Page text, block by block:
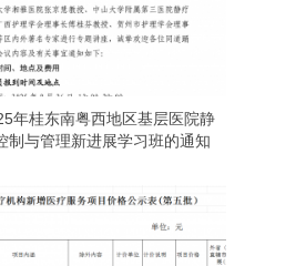
年桂东南粤西地区基层医院静
制与管理新进展学习班的通知